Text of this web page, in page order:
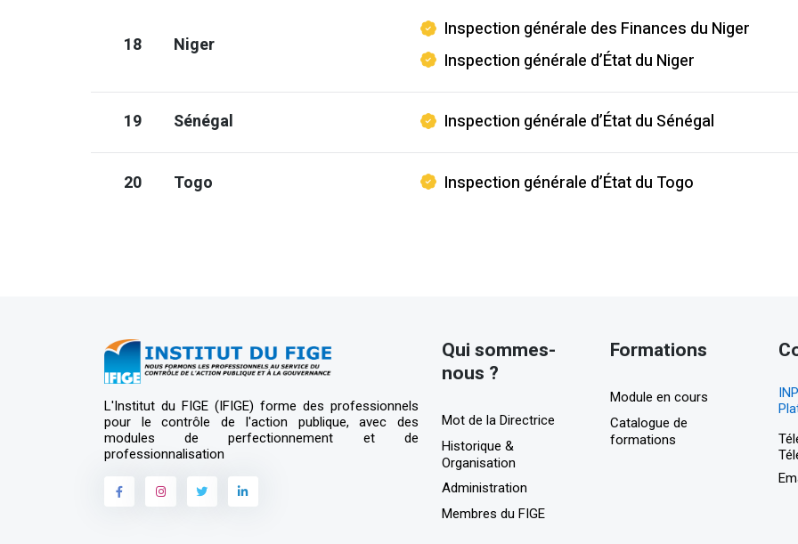
18 Niger
Inspection générale des Finances du Niger
Inspection générale d’État du Niger
19 Sénégal Inspection générale d’État du Sénégal
20 Togo Inspection générale d’État du Togo
L'Institut du FIGE (IFIGE) forme des professionnels
pour le contrôle de l'action publique, avec des
modules de perfectionnement et de
professionnalisation
Qui sommes-
nous ?
Mot de la Directrice
Historique &
Organisation
Administration
Membres du FIGE
Formations
Module en cours
Catalogue de
formations